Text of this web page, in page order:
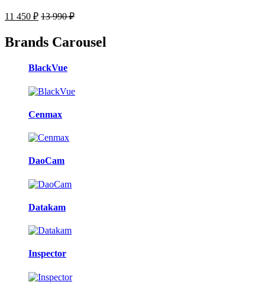
11 450 ₽ 13 990₽
Brands Carousel
BlackVue
Cenmax
DaoCam
Datakam
Inspector